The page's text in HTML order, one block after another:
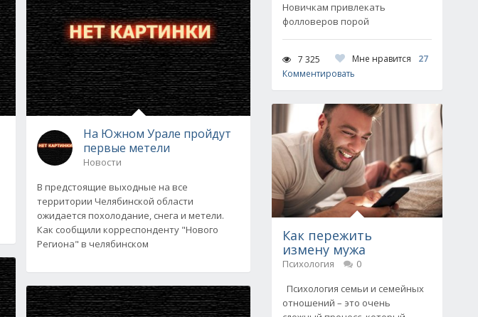
На Южном Урале пройдут
первые метели
Новости
В предстоящие выходные на все
территории Челябинской области
ожидается похолодание, снега и метели.
Как сообщили корреспонденту "Нового
Региона" в челябинском
Новичкам привлекать
фолловеров порой
7 325 Мне нравится
27
Комментировать
Как пережить
измену мужа
Психология
0
Психология семьи и семейных
отношений – это очень